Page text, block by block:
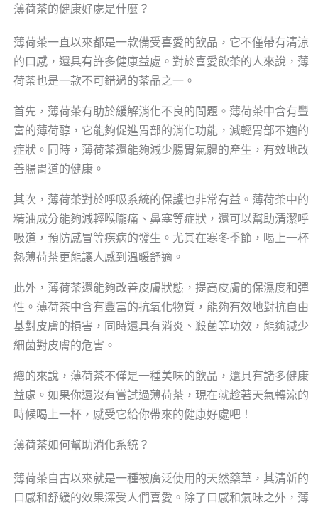
薄荷茶的健康好處是什麼？
薄荷茶一直以來都是一款備受喜愛的飲品，它不僅帶有清涼
的口感，還具有許多健康益處。對於喜愛飲茶的人來說，薄
荷茶也是一款不可錯過的茶品之一。
首先，薄荷茶有助於緩解消化不良的問題。薄荷茶中含有豐
富的薄荷醇，它能夠促進胃部的消化功能，減輕胃部不適的
症狀。同時，薄荷茶還能夠減少腸胃氣體的產生，有效地改
善腸胃道的健康。
其次，薄荷茶對於呼吸系統的保護也非常有益。薄荷茶中的
精油成分能夠減輕喉嚨痛、鼻塞等症狀，還可以幫助清潔呼
吸道，預防感冒等疾病的發生。尤其在寒冬季節，喝上一杯
熱薄荷茶更能讓人感到溫暖舒適。
此外，薄荷茶還能夠改善皮膚狀態，提高皮膚的保濕度和彈
性。薄荷茶中含有豐富的抗氧化物質，能夠有效地對抗自由
基對皮膚的損害，同時還具有消炎、殺菌等功效，能夠減少
細菌對皮膚的危害。
總的來說，薄荷茶不僅是一種美味的飲品，還具有諸多健康
益處。如果你還沒有嘗試過薄荷茶，現在就趁著天氣轉涼的
時候喝上一杯，感受它給你帶來的健康好處吧！
薄荷茶如何幫助消化系統？
薄荷茶自古以來就是一種被廣泛使用的天然藥草，其清新的
口感和舒緩的效果深受人們喜愛。除了口感和氣味之外，薄